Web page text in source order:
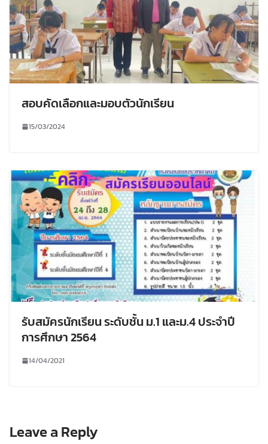
สอบคัดเลือกและมอบตัวนักเรียน
15/03/2024
รับสมัครนักเรียน ระดับชั้น ม.1 และม.4 ประจำปี
การศึกษา 2564
14/04/2021
Leave a Reply